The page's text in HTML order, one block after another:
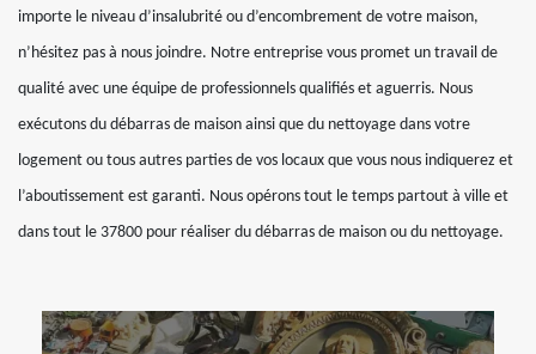
importe le niveau d’insalubrité ou d’encombrement de votre maison,
n’hésitez pas à nous joindre. Notre entreprise vous promet un travail de
qualité avec une équipe de professionnels qualifiés et aguerris. Nous
exécutons du débarras de maison ainsi que du nettoyage dans votre
logement ou tous autres parties de vos locaux que vous nous indiquerez et
l’aboutissement est garanti. Nous opérons tout le temps partout à ville et
dans tout le 37800 pour réaliser du débarras de maison ou du nettoyage.